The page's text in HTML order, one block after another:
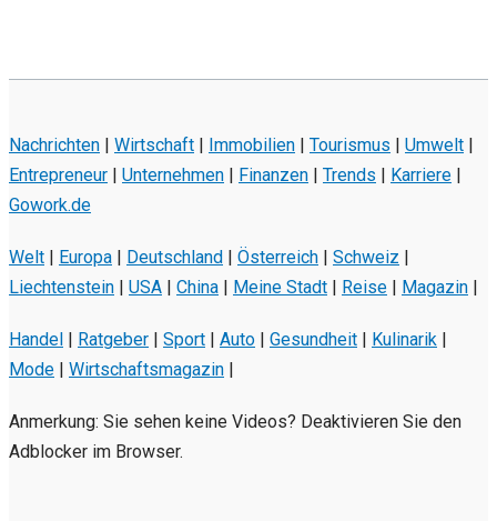
Nachrichten | Wirtschaft | Immobilien | Tourismus | Umwelt |
Entrepreneur | Unternehmen | Finanzen | Trends | Karriere |
Gowork.de
Welt | Europa | Deutschland | Österreich | Schweiz |
Liechtenstein | USA | China | Meine Stadt | Reise | Magazin |
Handel | Ratgeber | Sport | Auto | Gesundheit | Kulinarik |
Mode | Wirtschaftsmagazin |
Anmerkung: Sie sehen keine Videos? Deaktivieren Sie den
Adblocker im Browser.